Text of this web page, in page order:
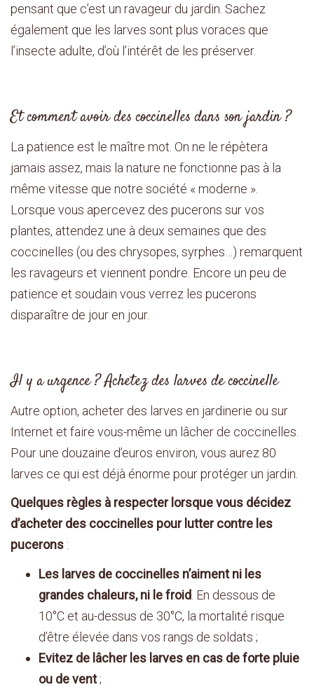
pensant que c’est un ravageur du jardin. Sachez
également que les larves sont plus voraces que
l’insecte adulte, d’où l’intérêt de les préserver.
Et comment avoir des coccinelles dans son jardin ?
La patience est le maître mot. On ne le répètera
jamais assez, mais la nature ne fonctionne pas à la
même vitesse que notre société « moderne ».
Lorsque vous apercevez des pucerons sur vos
plantes, attendez une à deux semaines que des
coccinelles (ou des chrysopes, syrphes…) remarquent
les ravageurs et viennent pondre. Encore un peu de
patience et soudain vous verrez les pucerons
disparaître de jour en jour.
Il y a urgence ? Achetez des larves de coccinelle
Autre option, acheter des larves en jardinerie ou sur
Internet et faire vous-même un lâcher de coccinelles.
Pour une douzaine d’euros environ, vous aurez 80
larves ce qui est déjà énorme pour protéger un jardin.
Quelques règles à respecter lorsque vous décidez
d’acheter des coccinelles pour lutter contre les
pucerons :
Les larves de coccinelles n’aiment ni les
grandes chaleurs, ni le froid . En dessous de
10°C et au-dessus de 30°C, la mortalité risque
d’être élevée dans vos rangs de soldats ;
Evitez de lâcher les larves en cas de forte pluie
ou de vent;